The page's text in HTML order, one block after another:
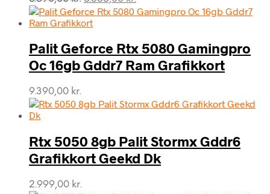
oprindelige
pris
6.690,00 kr..
aktuelle
5.555,00 kr..
Palit Geforce Rtx 5080 Gamingpro
Oc 16gb Gddr7 Ram Grafikkort
9.390,00 kr.
Rtx 5050 8gb Palit Stormx Gddr6
Grafikkort Geekd Dk
2.999,00 kr.